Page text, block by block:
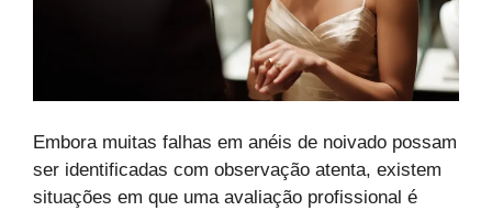
Embora muitas falhas em anéis de noivado possam
ser identificadas com observação atenta, existem
situações em que uma avaliação profissional é